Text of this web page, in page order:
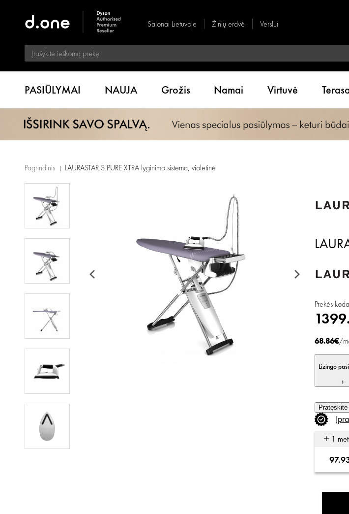
Salonai Lietuvoje Žinių erdvė Verslui
PASIŪLYMAI NAUJA Grožis Namai Virtuvė
Pagrindinis LAURASTAR S PURE XTRA lyginimo sistema, violetinė
Prekės
68.86€/
Lizingo
›
1